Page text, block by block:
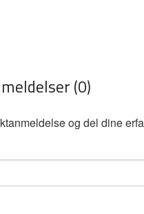
(0)
og del dine